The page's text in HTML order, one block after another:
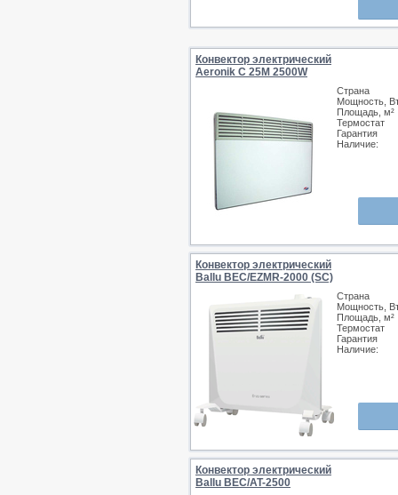
Конвектор электрический
Aeronik C 25M 2500W
Страна
Мощность,
Площадь, м²
Термостат
Гарантия
Наличие:
Конвектор электрический
Ballu BEC/EZMR-2000 (SC)
Страна
Мощность,
Площадь, м²
Термостат
Гарантия
Наличие:
Конвектор электрический
Ballu BEC/AT-2500